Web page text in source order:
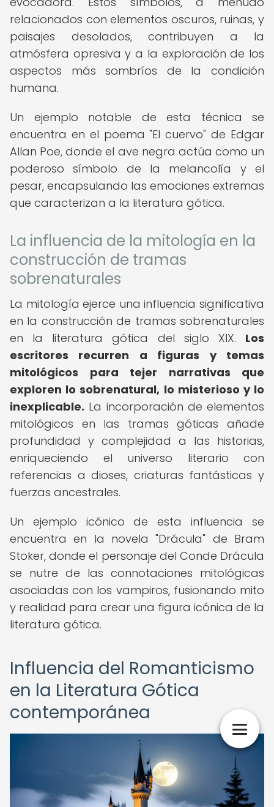
relacionados con elementos oscuros, ruinas, y
paisajes desolados, contribuyen a la
atmósfera opresiva y a la exploración de los
aspectos más sombríos de la condición
humana.
Un ejemplo notable de esta técnica se
encuentra en el poema "El cuervo" de Edgar
Allan Poe, donde el ave negra actúa como un
poderoso símbolo de la melancolía y el
pesar, encapsulando las emociones extremas
que caracterizan a la literatura gótica.
La influencia de la mitología en la
construcción de tramas
sobrenaturales
La mitología ejerce una influencia significativa
en la construcción de tramas sobrenaturales
en la literatura gótica del siglo XIX. Los
escritores recurren a figuras y temas
mitológicos para tejer narrativas que
exploren lo sobrenatural, lo misterioso y lo
inexplicable. La incorporación de elementos
mitológicos en las tramas góticas añade
profundidad y complejidad a las historias,
enriqueciendo el universo literario con
referencias a dioses, criaturas fantásticas y
fuerzas ancestrales.
Un ejemplo icónico de esta influencia se
encuentra en la novela "Drácula" de Bram
Stoker, donde el personaje del Conde Drácula
se nutre de las connotaciones mitológicas
asociadas con los vampiros, fusionando mito
y realidad para crear una figura icónica de la
literatura gótica.
Influencia del Romanticismo
en la Literatura Gótica
contemporánea